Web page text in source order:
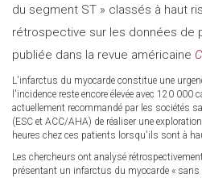
du segment ST » classés à haut
rétrospective sur les données de
publiée dans la revue américaine
L'infarctus du myocarde constitue une
l'incidence reste encore élevée avec 120 000
actuellement recommandé par les sociétés
(ESC et ACC/AHA) de réaliser une
heures chez ces patients lorsqu'ils sont à
Les chercheurs ont analysé
présentant un infarctus du myocarde « sans